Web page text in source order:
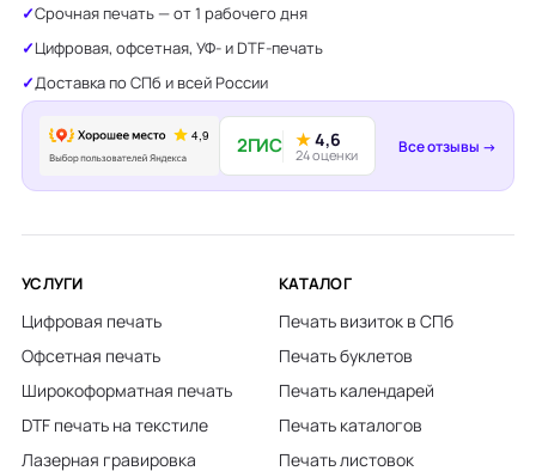
Срочная печать — от 1 рабочего дня
Цифровая, офсетная, УФ- и DTF-печать
Доставка по СПб и всей России
2ГИС ★4,6
24 оценки Все отзывы →
УСЛУГИ
Цифровая печать
Офсетная печать
Широкоформатная печать
DTF печать на текстиле
Лазерная гравировка
КАТАЛОГ
Печать визиток в СПб
Печать буклетов
Печать календарей
Печать каталогов
Печать листовок